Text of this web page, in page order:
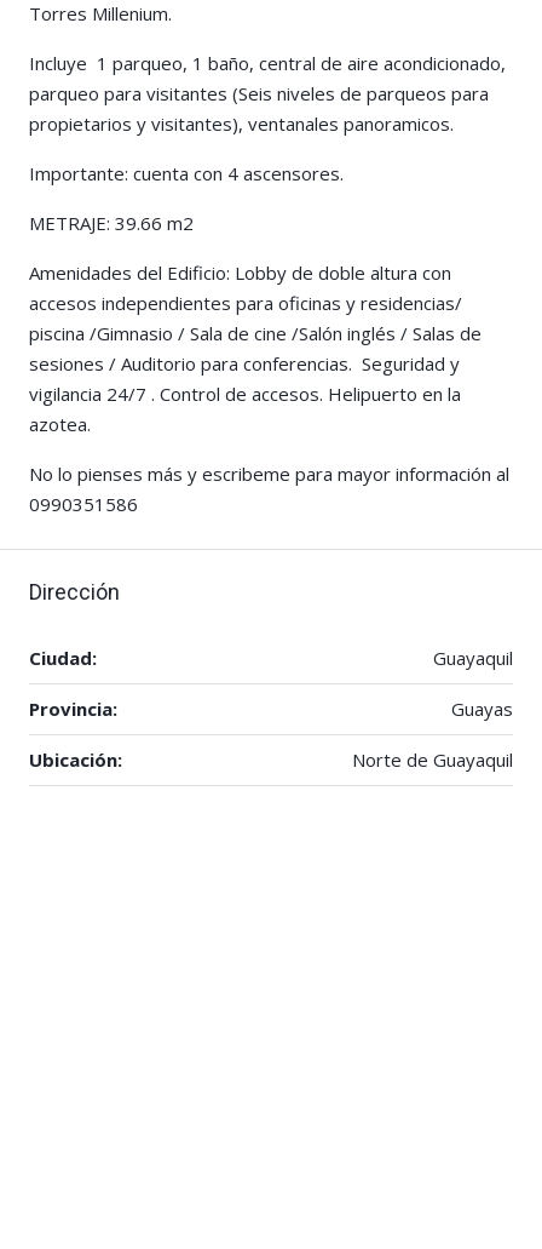
Torres Millenium.
Incluye 1 parqueo, 1 baño, central de aire acondicionado,
parqueo para visitantes (Seis niveles de parqueos para
propietarios y visitantes), ventanales panoramicos.
Importante: cuenta con 4 ascensores.
METRAJE: 39.66 m2
Amenidades del Edificio: Lobby de doble altura con
accesos independientes para oficinas y residencias/
piscina /Gimnasio / Sala de cine /Salón inglés / Salas de
sesiones / Auditorio para conferencias. Seguridad y
vigilancia 24/7 . Control de accesos. Helipuerto en la
azotea.
No lo pienses más y escribeme para mayor información al
0990351586
Dirección
Ciudad: Guayaquil
Provincia: Guayas
Ubicación: Norte de Guayaquil